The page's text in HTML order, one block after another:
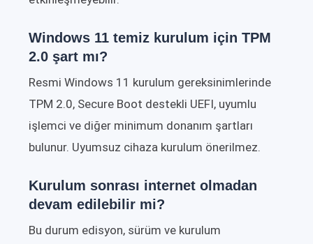
Windows 11 temiz kurulum için TPM
2.0 şart mı?
Resmi Windows 11 kurulum gereksinimlerinde
TPM 2.0, Secure Boot destekli UEFI, uyumlu
işlemci ve diğer minimum donanım şartları
bulunur. Uyumsuz cihaza kurulum önerilmez.
Kurulum sonrası internet olmadan
devam edilebilir mi?
Bu durum edisyon, sürüm ve kurulum